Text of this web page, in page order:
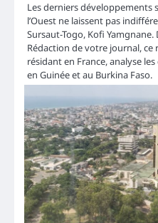
Les derniers développements
l’Ouest ne laissent pas
Sursaut-Togo, Kofi
Rédaction de votre journal,
résidant en France, analyse
en Guinée et au Burkina Faso.